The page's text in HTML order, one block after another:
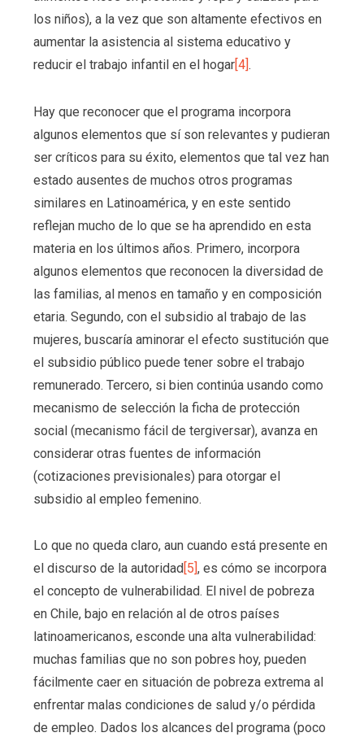
los niños), a la vez que son altamente efectivos en
aumentar la asistencia al sistema educativo y
reducir el trabajo infantil en el hogar[4].
Hay que reconocer que el programa incorpora
algunos elementos que sí son relevantes y pudieran
ser críticos para su éxito, elementos que tal vez han
estado ausentes de muchos otros programas
similares en Latinoamérica, y en este sentido
reflejan mucho de lo que se ha aprendido en esta
materia en los últimos años. Primero, incorpora
algunos elementos que reconocen la diversidad de
las familias, al menos en tamaño y en composición
etaria. Segundo, con el subsidio al trabajo de las
mujeres, buscaría aminorar el efecto sustitución que
el subsidio público puede tener sobre el trabajo
remunerado. Tercero, si bien continúa usando como
mecanismo de selección la ficha de protección
social (mecanismo fácil de tergiversar), avanza en
considerar otras fuentes de información
(cotizaciones previsionales) para otorgar el
subsidio al empleo femenino.
Lo que no queda claro, aun cuando está presente en
el discurso de la autoridad [5] , es cómo se incorpora
el concepto de vulnerabilidad. El nivel de pobreza
en Chile, bajo en relación al de otros países
latinoamericanos, esconde una alta vulnerabilidad:
muchas familias que no son pobres hoy, pueden
fácilmente caer en situación de pobreza extrema al
enfrentar malas condiciones de salud y/o pérdida
de empleo. Dados los alcances del programa (poco